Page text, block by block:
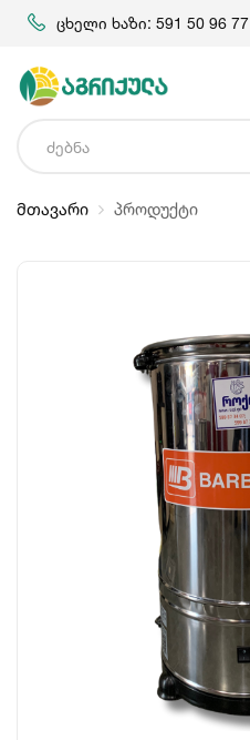
ცხელი ხაზი: 591 50 96 77
მთავარი პროდუქტი